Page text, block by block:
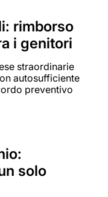
rimborso
i genitori
straordinarie
autosufficiente
preventivo
solo